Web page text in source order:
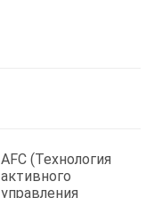
AFC (Технология
активного
управления